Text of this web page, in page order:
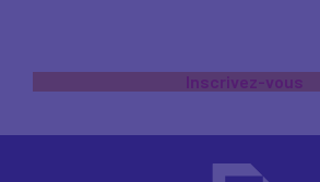
Inscrivez-vous